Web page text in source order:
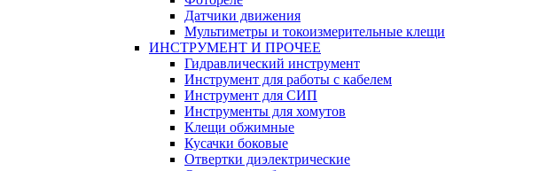
Датчики движения
Мультиметры и токоизмерительные клещи
ИНСТРУМЕНТ И ПРОЧЕЕ
Гидравлический инструмент
Инструмент для работы с кабелем
Инструмент для СИП
Инструменты для хомутов
Клещи обжимные
Кусачки боковые
Отвертки диэлектрические